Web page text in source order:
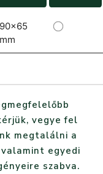
90x65
mm
vegye fel
megtalálni a
egyedi
szabva.